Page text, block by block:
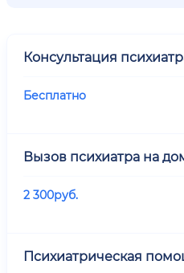
Консультация
Бесплатно
Вызов психиатра на
2 300руб.
Психиатрическая